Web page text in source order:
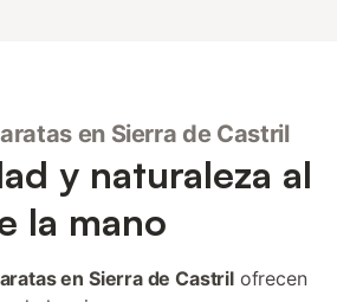
en Sierra de Castril
y naturaleza al
la mano
en Sierra de Castrilofrecen